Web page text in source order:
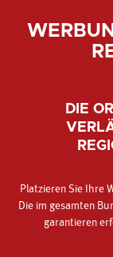
DIE
Platzieren Sie Ihre
Die im gesamten
garantieren